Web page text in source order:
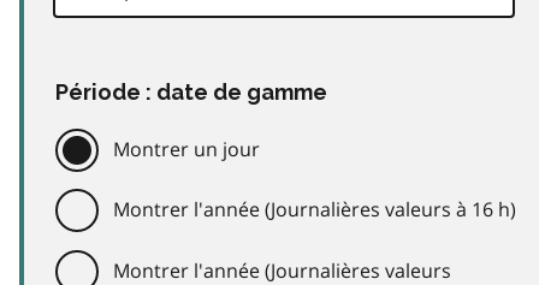
Période : date de gamme
Montrer un jour
Montrer l'année (Journalières valeurs à 16 h)
Montrer l'année (Journalières valeurs